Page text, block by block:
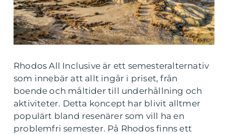
Rhodos All Inclusive är ett semesteralternativ
som innebär att allt ingår i priset, från
boende och måltider till underhållning och
aktiviteter. Detta koncept har blivit alltmer
populärt bland resenärer som vill ha en
problemfri semester. På Rhodos finns ett